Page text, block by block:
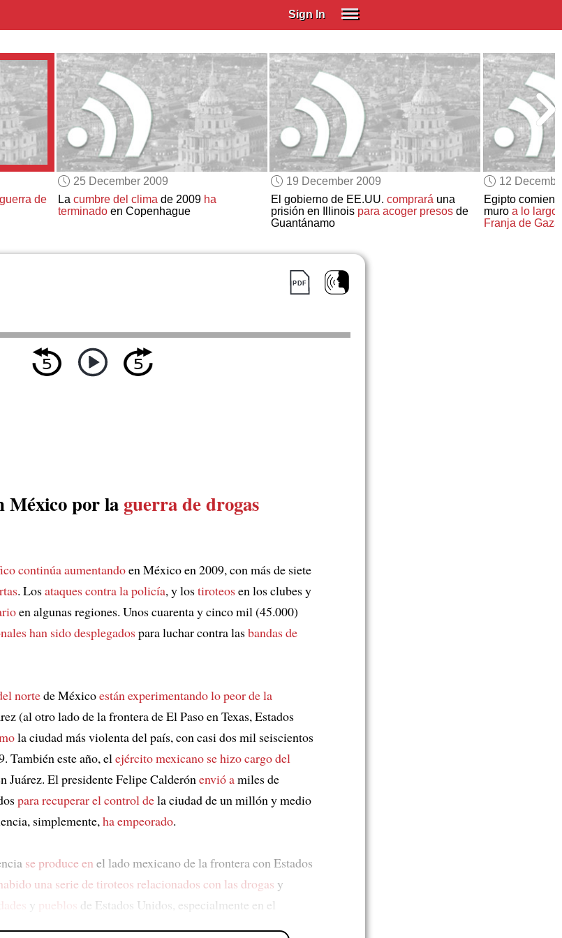
Sign In
Spanish (Spain)
Spanish (Latino)
SUBSCRIBE
EDUCATIONAL LICENSES
GIFT CARDS
OTHER LANGUAGES
ABOUT US
guerra de
25 December 2009
La cumbre del climade 2009 ha
terminadoen Copenhague
19 December 2009
El gobierno de EE.UU. compraráuna
prisión en Illinois para acoger presosde
Guantánamo
12
Egipto
muroa lo largo
Franja de Gaza
México por la guerra de drogas
continúa aumentandoen México en 2009, con más de siete
. Losataques contra la policía, y lostiroteosen los clubes y
en algunas regiones. Unos cuarenta y cinco mil (45.000)
han sido desplegadospara luchar contra lasbandas de
nortede Méxicoestán experimentandolo peor de la
(al otro lado de la frontera de El Paso en Texas, Estados
la ciudad más violenta del país, con casi dos mil seiscientos
También este año, elejército mexicano se hizo cargo del
Juárez. El presidente Felipe Calderónenvió amiles de
para recuperar el control dela ciudad de un millón y medio
simplemente,ha empeorado.
se produce en el lado mexicano de la frontera con Estados
una serie de tiroteos relacionados con las drogas y
y pueblos de Estados Unidos, especialmente en el